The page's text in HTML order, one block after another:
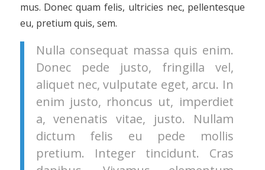
mus. Donec quam felis, ultricies nec, pellentesque
eu, pretium quis, sem.
Nulla consequat massa quis enim.
Donec pede justo, fringilla vel,
aliquet nec, vulputate eget, arcu. In
enim justo, rhoncus ut, imperdiet
a, venenatis vitae, justo. Nullam
dictum felis eu pede mollis
pretium. Integer tincidunt. Cras